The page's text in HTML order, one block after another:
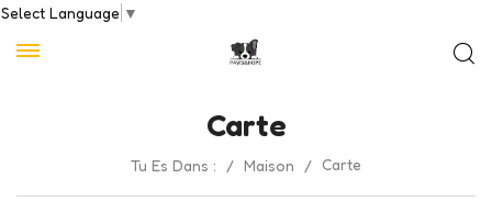
Select Language ▼
Carte
Tu Es Dans : / Maison / Carte